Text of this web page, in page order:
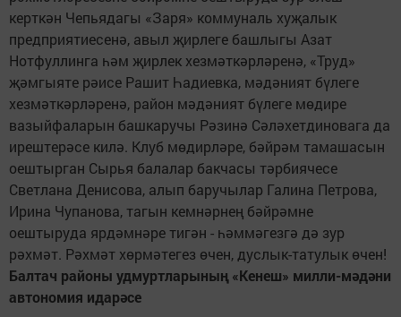
керткән Чепьядагы «Заря» коммуналь хуҗалык
предприятиесенә, авыл җирлеге башлыгы Азат
Нотфуллинга һәм җирлек хезмәткәрләренә, «Труд»
җәмгыяте рәисе Рашит Һадиевка, мәдәният бүлеге
хезмәткәрләренә, район мәдәният бүлеге мөдире
вазыйфаларын башкаручы Рәзинә Сәләхетдиновага да
ирештерәсе килә. Клуб мөдирләре, бәйрәм тамашасын
оештырган Сырья балалар бакчасы тәрбиячесе
Светлана Денисова, алып баручылар Галина Петрова,
Ирина Чупанова, тагын кемнәрнең бәйрәмне
оештыруда ярдәмнәре тигән - һәммәгезгә дә зур
рәхмәт. Рәхмәт хөрмәтегез өчен, дуслык-татулык өчен!
Балтач районы удмуртларының «Кенеш» милли-мәдәни
автономия идарәсе